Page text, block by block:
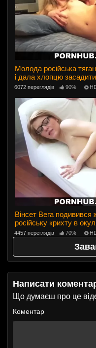
Молода російська
і дала хлопцю
6072 переглядів 90%
Вінсет Вега
російську крихту в
4457 переглядів 70%
Написати
Що думаєш про це
Коментар